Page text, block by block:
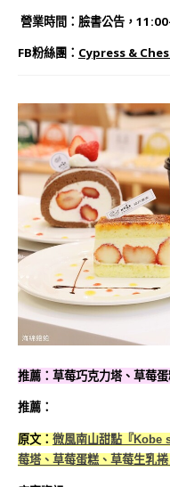
營業時間：臉書公告，
FB粉絲團： Cypress &
推薦：草莓巧克力塔、草莓
推薦：
原文： 微風南山甜點『Kobe
莓塔、草莓蛋糕、草莓生乳